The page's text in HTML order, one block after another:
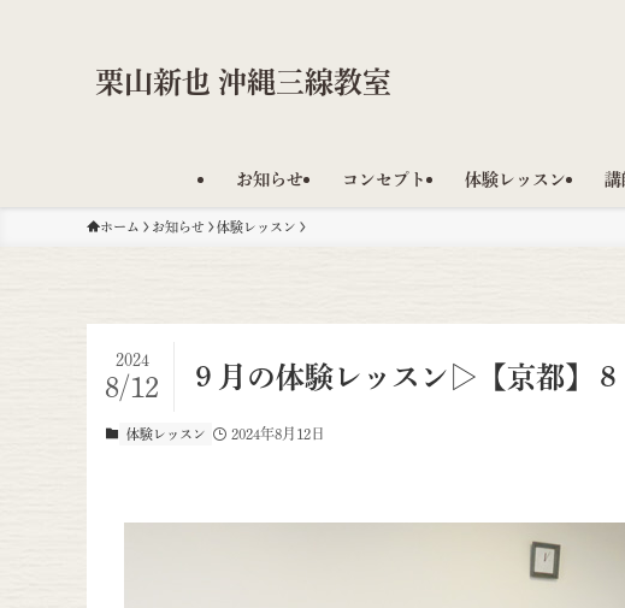
栗山新也 沖縄三線教室
お知らせ コンセプト 体験レッスン 講
ホーム お知らせ 体験レッスン
９月の体験レッスン▷【京都】
2024
8/12
体験レッスン 2024年8月12日